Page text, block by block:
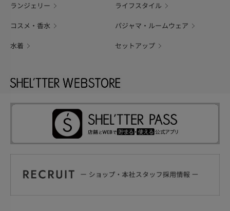
ランジェリー ライフスタイル
コスメ・香水 パジャマ・ルームウェア
水着 セットアップ